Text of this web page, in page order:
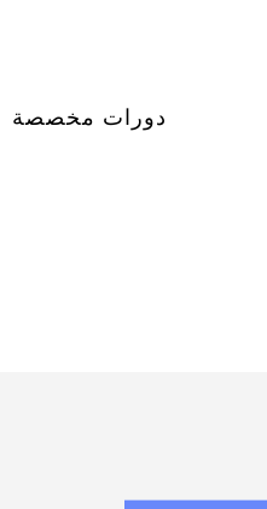
دورات مخصصة